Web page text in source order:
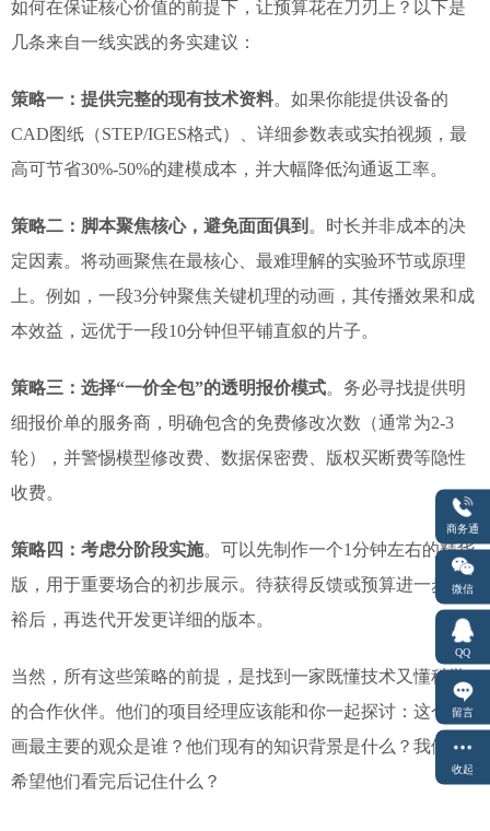
如何在保证核心价值的前提下，让预算花在刀刃上？以下是
几条来自一线实践的务实建议：
策略一：提供完整的现有技术资料。如果你能提供设备的
CAD图纸（STEP/IGES格式）、详细参数表或实拍视频，最
高可节省30%-50%的建模成本，并大幅降低沟通返工率。
策略二：脚本聚焦核心，避免面面俱到 。时长并非成本的决
定因素。将动画聚焦在最核心、最难理解的实验环节或原理
上。例如，一段3分钟聚焦关键机理的动画，其传播效果和成
本效益，远优于一段10分钟但平铺直叙的片子。
策略三：选择“一价全包”的透明报价模式。务必寻找提供明
细报价单的服务商，明确包含的免费修改次数（通常为2-3
轮），并警惕模型修改费、数据保密费、版权买断费等隐性
收费。
策略四：考虑分阶段实施。可以先制作一个1分钟左右的精华
版，用于重要场合的初步展示。待获得反馈或预算进一步充
裕后，再迭代开发更详细的版本。
当然，所有这些策略的前提，是找到一家既懂技术又懂科学
的合作伙伴。他们的项目经理应该能和你一起探讨：这个动
画最主要的观众是谁？他们现有的知识背景是什么？我们最
希望他们看完后记住什么？
商务通
微信
QQ
留言
收起